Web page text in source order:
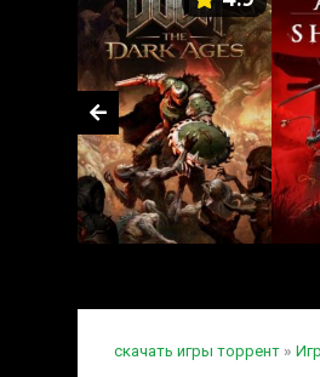
скачать игры торрент »